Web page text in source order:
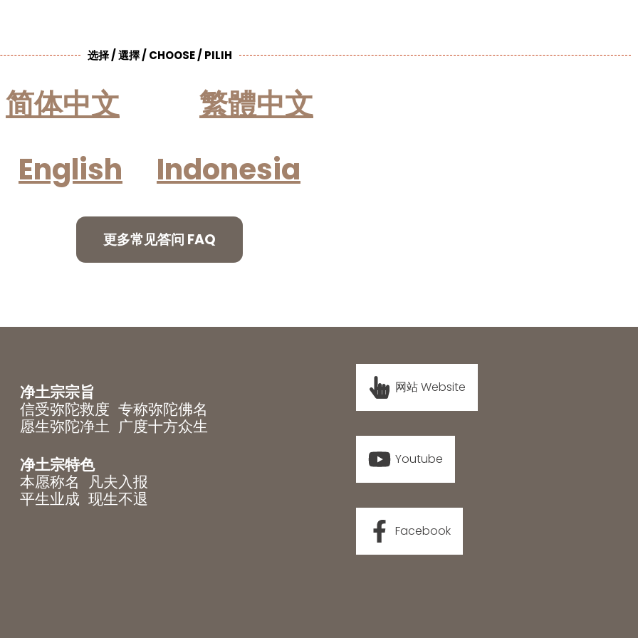
选择 / 選擇 / CHOOSE / PILIH
简体中文
繁體中文
English
Indonesia
更多常见答问 FAQ
净土宗宗旨
信受弥陀救度 专称弥陀佛名
愿生弥陀净土 广度十方众生
净土宗特色
本愿称名 凡夫入报
平生业成 现生不退
网站 Website
Youtube
Facebook